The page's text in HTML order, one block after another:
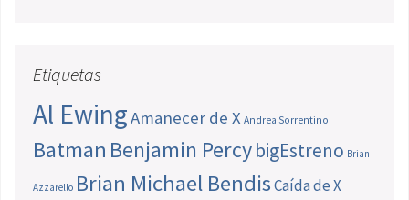
Etiquetas
Al EwingAmanecer de X Andrea Sorrentino
Batman Benjamin PercybigEstreno Brian
Azzarello Brian Michael BendisCaída de X